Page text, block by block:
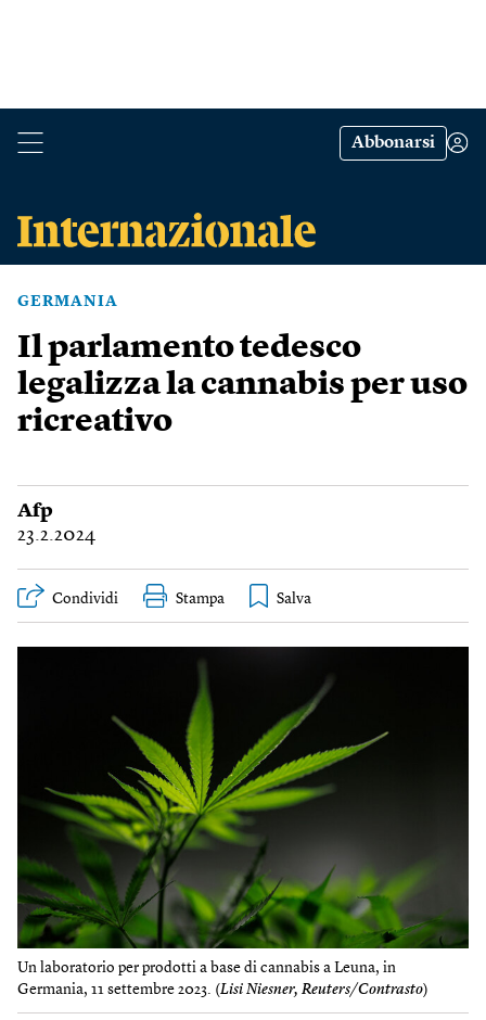
Abbonarsi
GERMANIA
Il parlamento tedesco
legalizza la cannabis per uso
ricreativo
Afp
23.2.2024
Condividi Stampa
Un laboratorio per prodotti a base di cannabis a Leuna, in
Germania, 11 settembre 2023. (Lisi Niesner, Reuters/Contrasto)